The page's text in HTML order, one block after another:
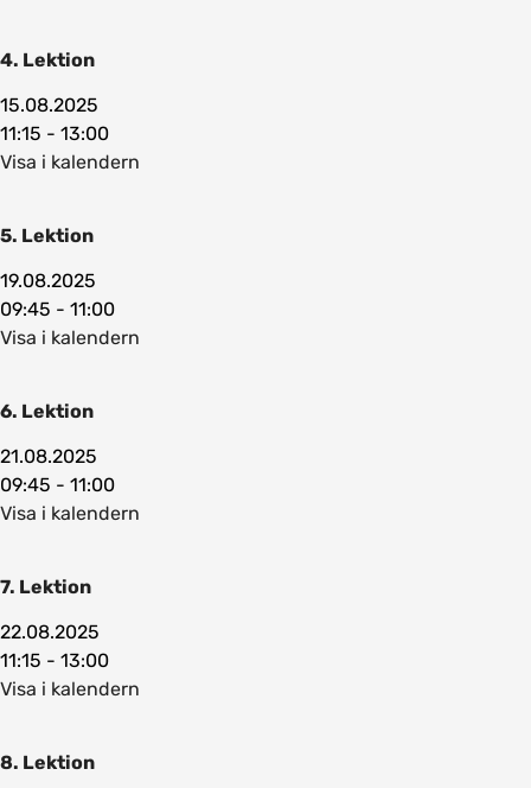
4. Lektion
15.08.2025
11:15 - 13:00
Visa i kalendern
5. Lektion
19.08.2025
09:45 - 11:00
Visa i kalendern
6. Lektion
21.08.2025
09:45 - 11:00
Visa i kalendern
7. Lektion
22.08.2025
11:15 - 13:00
Visa i kalendern
8. Lektion